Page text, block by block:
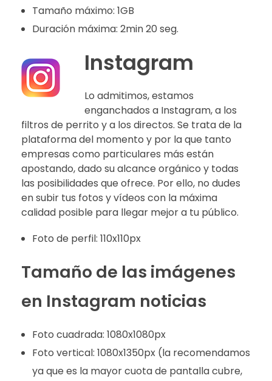
Tamaño máximo: 1GB
Duración máxima: 2min 20 seg.
Instagram
Lo admitimos, estamos
enganchados a Instagram, a los
filtros de perrito y a los directos. Se trata de la
plataforma del momento y por la que tanto
empresas como particulares más están
apostando, dado su alcance orgánico y todas
las posibilidades que ofrece. Por ello, no dudes
en subir tus fotos y vídeos con la máxima
calidad posible para llegar mejor a tu público.
Foto de perfil: 110x110px
Tamaño de las imágenes
en Instagram noticias
Foto cuadrada: 1080x1080px
Foto vertical: 1080x1350px (la recomendamos
ya que es la mayor cuota de pantalla cubre,